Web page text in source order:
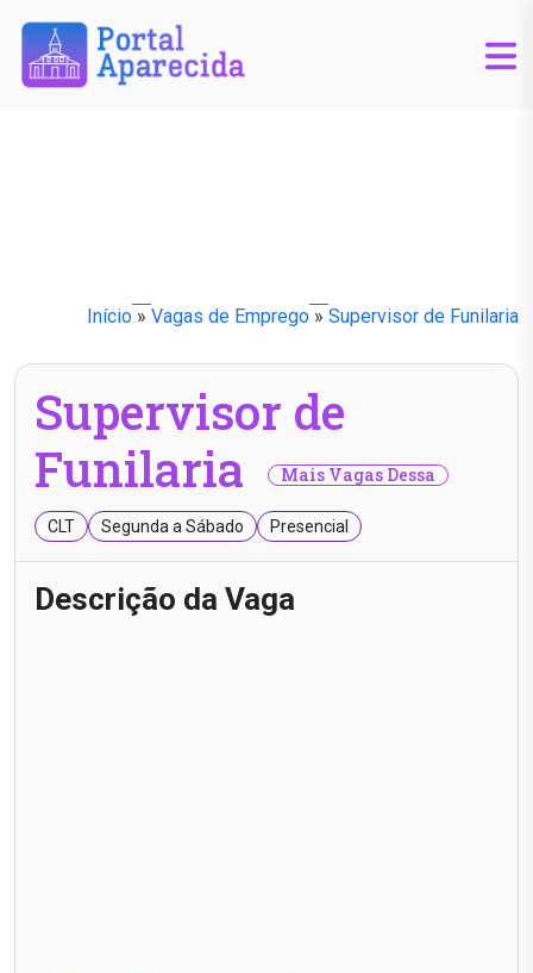
Início » Vagas de Emprego » Supervisor de Funilaria
Supervisor de
Funilaria
Mais Vagas Dessa
CLT Segunda a Sábado Presencial
Descrição da Vaga